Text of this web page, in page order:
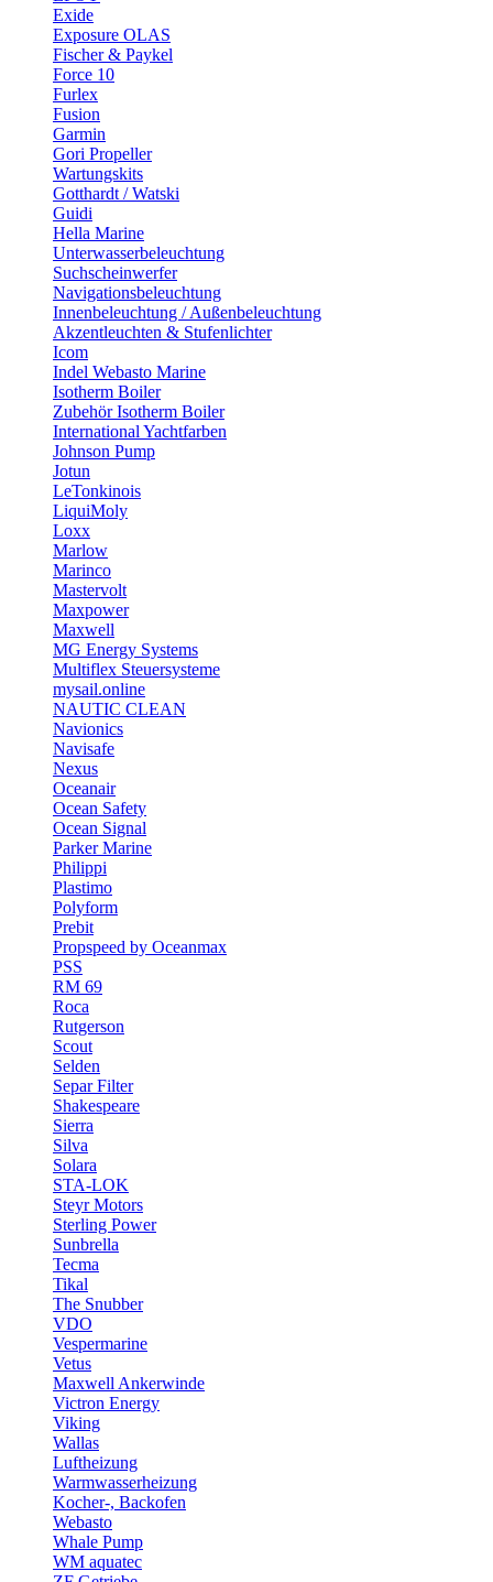
Exide
Exposure OLAS
Fischer & Paykel
Force 10
Furlex
Fusion
Garmin
Gori Propeller
Wartungskits
Gotthardt / Watski
Guidi
Hella Marine
Unterwasserbeleuchtung
Suchscheinwerfer
Navigationsbeleuchtung
Innenbeleuchtung / Außenbeleuchtung
Akzentleuchten & Stufenlichter
Icom
Indel Webasto Marine
Isotherm Boiler
Zubehör Isotherm Boiler
International Yachtfarben
Johnson Pump
Jotun
LeTonkinois
LiquiMoly
Loxx
Marlow
Marinco
Mastervolt
Maxpower
Maxwell
MG Energy Systems
Multiflex Steuersysteme
mysail.online
NAUTIC CLEAN
Navionics
Navisafe
Nexus
Oceanair
Ocean Safety
Ocean Signal
Parker Marine
Philippi
Plastimo
Polyform
Prebit
Propspeed by Oceanmax
PSS
RM 69
Roca
Rutgerson
Scout
Selden
Separ Filter
Shakespeare
Sierra
Silva
Solara
STA-LOK
Steyr Motors
Sterling Power
Sunbrella
Tecma
Tikal
The Snubber
VDO
Vespermarine
Vetus
Maxwell Ankerwinde
Victron Energy
Viking
Wallas
Luftheizung
Warmwasserheizung
Kocher-, Backofen
Webasto
Whale Pump
WM aquatec